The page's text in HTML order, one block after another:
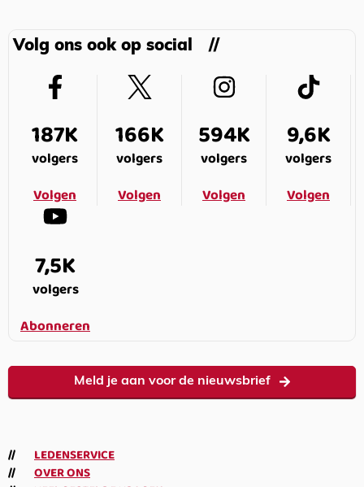
Volg ons ook op social
187K
volgers
Volgen
166K
volgers
Volgen
594K
volgers
Volgen
9,6K
volgers
Volgen
7,5K
volgers
Abonneren
Meld je aan voor de nieuwsbrief
LEDENSERVICE
OVER ONS